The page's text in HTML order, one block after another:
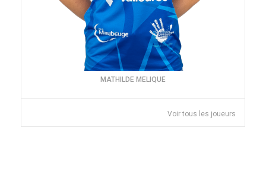
MATHILDE MELIQUE
Voir tous les joueurs